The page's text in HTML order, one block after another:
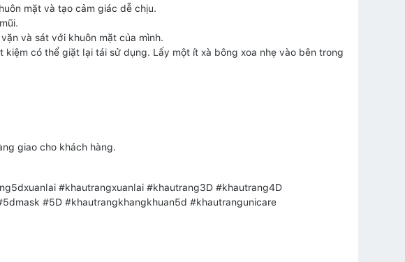
mặt và tạo cảm giác dễ chịu.
và sát với khuôn mặt của mình.
có thể giặt lại tái sử dụng. Lấy một ít xà bông xoa nhẹ vào bên trong
giao cho khách hàng.
#khautrangxuanlai #khautrang3D #khautrang4D
#5D #khautrangkhangkhuan5d #khautrangunicare